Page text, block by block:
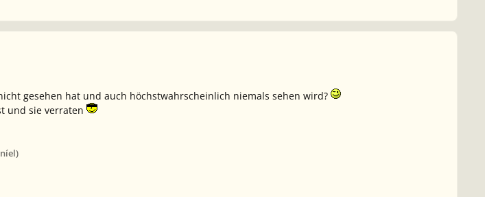
gesehen hat und auch höchstwahrscheinlich niemals sehen wird?
und sie verraten